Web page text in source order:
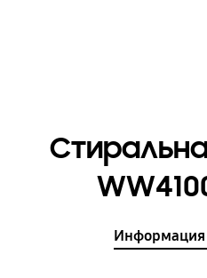
Информация